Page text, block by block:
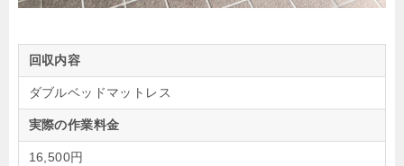
回収内容
ダブルベッドマットレス
実際の作業料金
16,500円